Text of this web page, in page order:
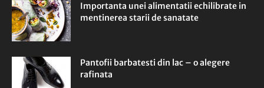
Importanta unei alimentatii echilibrate in
mentinerea starii de sanatate
Pantofii barbatesti din lac – o alegere
rafinata